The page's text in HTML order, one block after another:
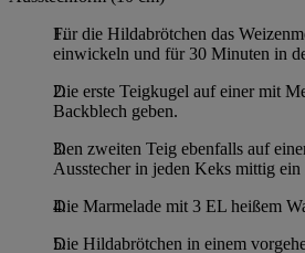
Für die Hildabrötchen das
einwickeln und für 30 Minuten in
Die erste Teigkugel auf einer mit
Backblech geben.
Den zweiten Teig ebenfalls auf
Ausstecher in jeden Keks mittig
Die Marmelade mit 3 EL heißem
Die Hildabrötchen in einem